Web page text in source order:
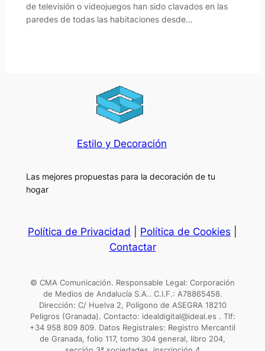
de televisión o videojuegos han sido clavados en las
paredes de todas las habitaciones desde…
Estilo y Decoración
Las mejores propuestas para la decoración de tu
hogar
Política de Privacidad Política de Cookies
Contactar
© CMA Comunicación. Responsable Legal: Corporación
de Medios de Andalucía S.A.. C.I.F.: A78865458.
Dirección: C/ Huelva 2, Polígono de ASEGRA 18210
Peligros (Granada). Contacto: idealdigital@ideal.es . Tlf:
+34 958 809 809. Datos Registrales: Registro Mercantil
de Granada, folio 117, tomo 304 general, libro 204,